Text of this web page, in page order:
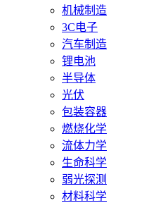
机械制造
3C电子
汽车制造
锂电池
半导体
光伏
包装容器
燃烧化学
流体力学
生命科学
弱光探测
材料科学